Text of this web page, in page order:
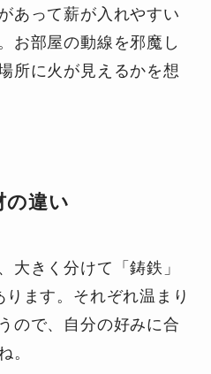
あって薪が入れやすい
お部屋の動線を邪魔し
所に火が見えるかを想
の違い
大きく分けて「鋳鉄」
ます。それぞれ温まり
ので、自分の好みに合
。